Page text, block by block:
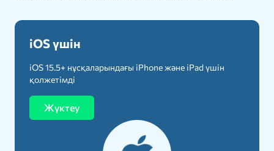
iOS үшін
iOS 15.5+ нұсқаларындағы iPhone және iPad үшін
қолжетімді
Жүктеу